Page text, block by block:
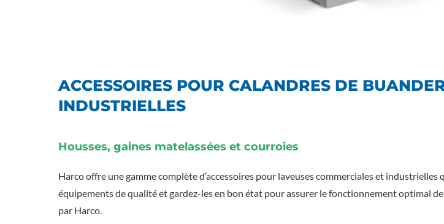
ACCESSOIRES POUR CALANDRES DE
INDUSTRIELLES
Housses, gaines matelassées et courroies
Harco offre une gamme complète d’accessoires pour laveuses commerciales et
équipements de qualité et gardez-les en bon état pour assurer le fonctionnement optimal
par Harco.